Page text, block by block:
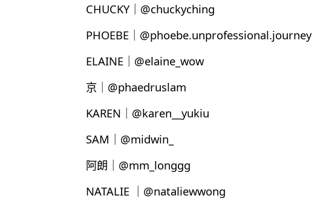
CHUCKY｜@chuckyching
PHOEBE｜@phoebe.unprofessional.journey
ELAINE｜@elaine_wow
京｜@phaedruslam
KAREN｜@karen__yukiu
SAM｜@midwin_
阿朗｜@mm_longgg
NATALIE ｜@nataliewwong